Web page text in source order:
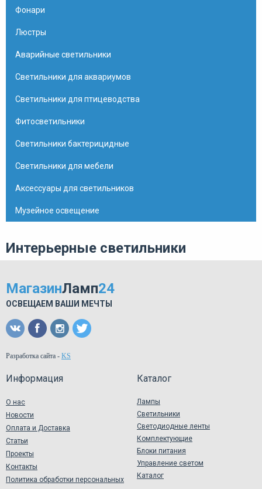
Фонари
Люстры
Аварийные светильники
Светильники для аквариумов
Светильники для птицеводства
Фитосветильники
Светильники бактерицидные
Светильники для мебели
Аксессуары для светильников
Музейное освещение
Интерьерные светильники
МагазинЛамп24
ОСВЕЩАЕМ ВАШИ МЕЧТЫ
Разработка сайта - KS
Информация
О нас
Новости
Оплата и Доставка
Статьи
Проекты
Контакты
Политика обработки персональных
Каталог
Лампы
Светильники
Светодиодные ленты
Комплектующие
Блоки питания
Управление светом
Каталог